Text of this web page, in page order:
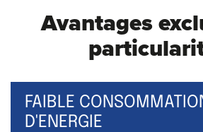
Avantages
FAIBLE
D'ENERGIE